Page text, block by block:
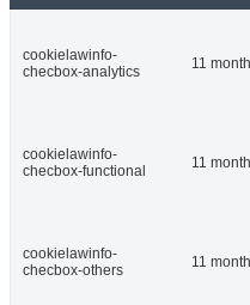
cookielawinfo-
checbox-analytics
11
cookielawinfo-
checbox-functional
11
cookielawinfo-
checbox-others
11